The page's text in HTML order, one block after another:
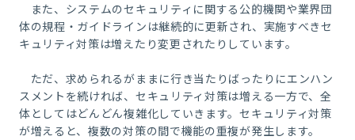
また、システムのセキュリティに関する公的機関や業界団
体の規程・ガイドラインは継続的に更新され、実施すべきセ
キュリティ対策は増えたり変更されたりしています。
ただ、求められるがままに行き当たりばったりにエンハン
スメントを続ければ、セキュリティ対策は増える一方で、全
体としてはどんどん複雑化していきます。セキュリティ対策
が増えると、複数の対策の間で機能の重複が発生します。